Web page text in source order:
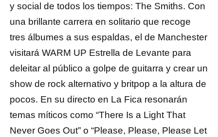
y social de todos los tiempos: The Smiths. Con
una brillante carrera en solitario que recoge
tres álbumes a sus espaldas, el de Manchester
visitará WARM UP Estrella de Levante para
deleitar al público a golpe de guitarra y crear un
show de rock alternativo y britpop a la altura de
pocos. En su directo en La Fica resonarán
temas míticos como “There Is a Light That
Never Goes Out” o “Please, Please, Please Let